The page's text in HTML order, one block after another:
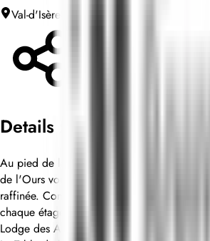
Val-d'Isère
Details zum Angebot
Au pied de la fameuse piste olympique de
de l'Ours vous reçoivent dans une
raffinée. Composé de 76 chambres et
chaque étage un décor chaleureux et
Lodge des Amériques, Chalet d'Alpage ou